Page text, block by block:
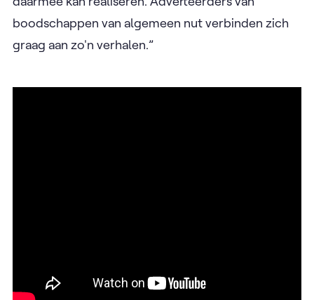
boodschappen van algemeen nut verbinden zich
graag aan zo'n verhalen.”